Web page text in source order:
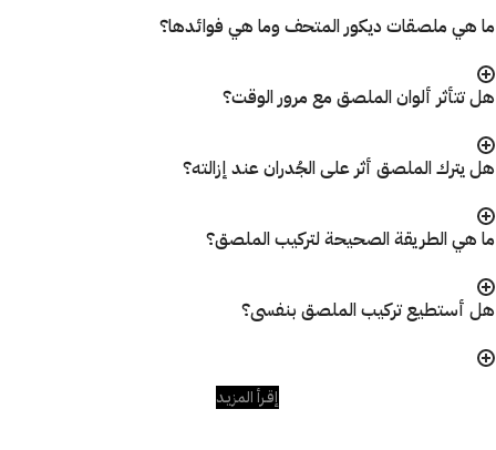
ما هي ملصقات ديكور المتحف وما هي فوائدها؟
هل تتأثر ألوان الملصق مع مرور الوقت؟
هل يترك الملصق أثر على الجُدران عند إزالته؟
ما هي الطريقة الصحيحة لتركيب الملصق؟
هل أستطيع تركيب الملصق بنفسى؟
إقـرأ المزيـد